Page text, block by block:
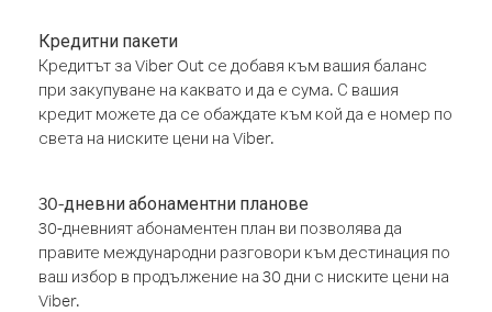
Кредитни пакети
Кредитът за Viber Out се добавя към вашия баланс
при закупуване на каквато и да е сума. С вашия
кредит можете да се обаждате към кой да е номер по
света на ниските цени на Viber.
30-дневни абонаментни планове
30-дневният абонаментен план ви позволява да
правите международни разговори към дестинация по
ваш избор в продължение на 30 дни с ниските цени на
Viber.